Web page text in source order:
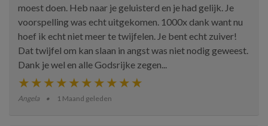
moest doen. Heb naar je geluisterd en je had gelijk. Je
voorspelling was echt uitgekomen. 1000x dank want nu
hoef ik echt niet meer te twijfelen. Je bent echt zuiver!
Dat twijfel om kan slaan in angst was niet nodig geweest.
Dank je wel en alle Godsrijke zegen...
Angela 1 Maand geleden